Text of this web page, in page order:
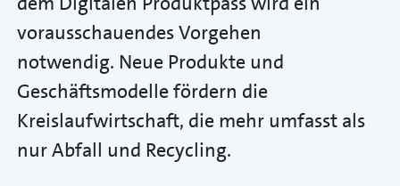
vorausschauendes Vorgehen
notwendig. Neue Produkte und
Geschäftsmodelle fördern die
Kreislaufwirtschaft, die mehr umfasst als
nur Abfall und Recycling.